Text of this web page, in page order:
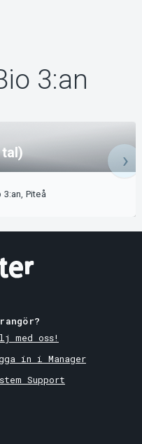
3:an
3:an, Piteå
med oss!
in i Manager
Support